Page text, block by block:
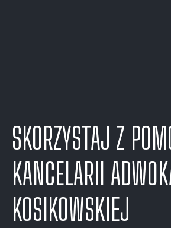
SKORZYSTAJ Z
KANCELARII
KOSIKOWSKIEJ